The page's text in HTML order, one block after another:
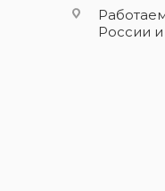
России